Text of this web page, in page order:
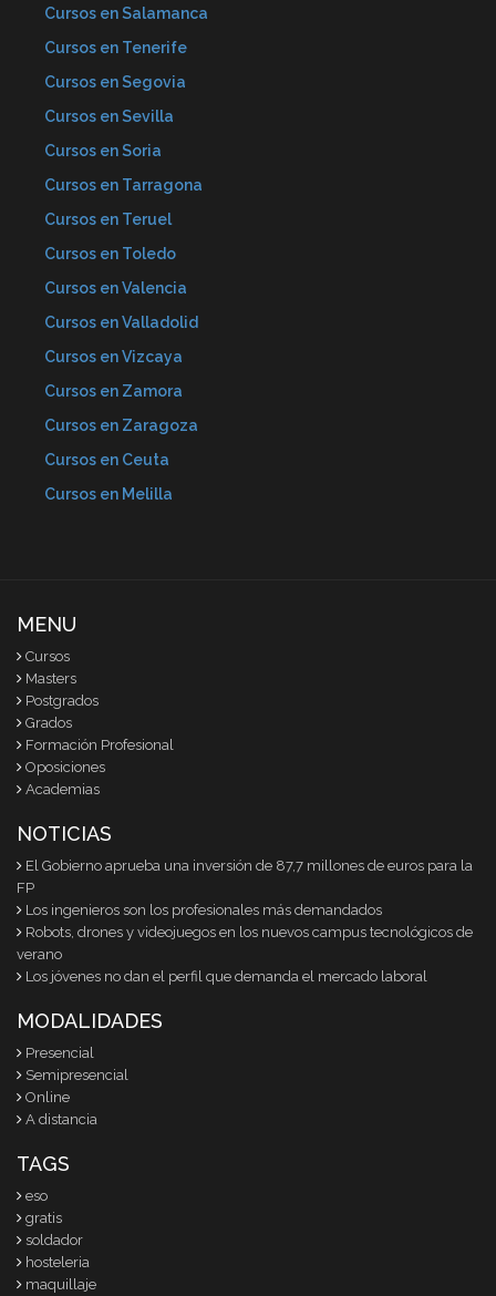
Cursos en Salamanca
Cursos en Tenerife
Cursos en Segovia
Cursos en Sevilla
Cursos en Soria
Cursos en Tarragona
Cursos en Teruel
Cursos en Toledo
Cursos en Valencia
Cursos en Valladolid
Cursos en Vizcaya
Cursos en Zamora
Cursos en Zaragoza
Cursos en Ceuta
Cursos en Melilla
MENU
Cursos
Masters
Postgrados
Grados
Formación Profesional
Oposiciones
Academias
NOTICIAS
El Gobierno aprueba una inversión de 87,7 millones de euros para la
FP
Los ingenieros son los profesionales más demandados
Robots, drones y videojuegos en los nuevos campus tecnológicos de
verano
Los jóvenes no dan el perfil que demanda el mercado laboral
MODALIDADES
Presencial
Semipresencial
Online
A distancia
TAGS
eso
gratis
soldador
hosteleria
maquillaje